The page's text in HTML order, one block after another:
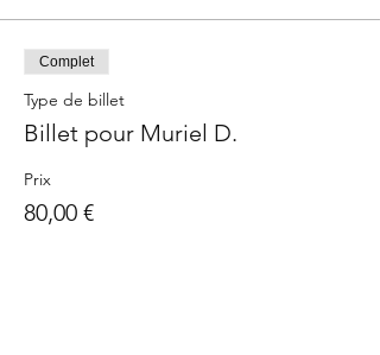
Complet
Type de billet
Billet pour Muriel D.
Prix
80,00 €